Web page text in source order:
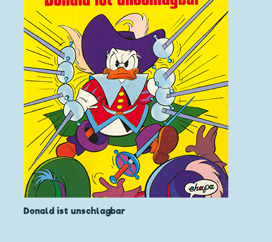
Donald ist unschlagbar